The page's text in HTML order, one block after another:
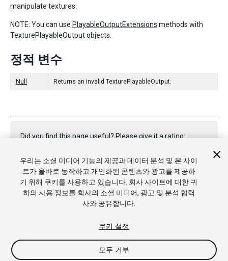
manipulate textures.
NOTE: You can use PlayableOutputExtensions methods with
TexturePlayableOutput objects.
정적 변수
Null Returns an invalid TexturePlayableOutput.
Did you find this page useful? Please give it a rating:
Report a problem on this page
Copyright © 2021 Unity Technologies. Publication 2021.1
우리는 소셜 미디어 기능의 제공과 데이터 분석 및 본 사이
트가 올바로 동작하고 개인화된 콘텐츠와 광고를 제공하
기 위해 쿠키를 사용하고 있습니다. 회사 사이트에 대한 귀
하의 사용 정보를 회사의 소셜 미디어, 광고 및 분석 협력
사와 공유합니다.
쿠키 설정
모두 거부